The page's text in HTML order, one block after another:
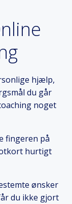
hjælp,
du går
noget
fingeren på
hurtigt
ønsker
du ikke gjort